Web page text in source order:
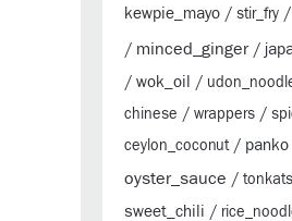
kewpie_mayo / stir_fry /
/ minced_ginger/
/ wok_oil /
chinese / wrappers /
ceylon_coconut / panko
oyster_sauce /
sweet_chili /